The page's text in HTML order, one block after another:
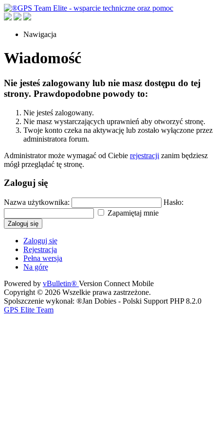
Nawigacja
Wiadomość
Nie jesteś zalogowany lub nie masz dostępu do tej
strony. Prawdopodobne powody to:
Nie jesteś zalogowany.
Nie masz wystarczających uprawnień aby otworzyć stronę.
Twoje konto czeka na aktywację lub zostało wyłączone przez
administratora forum.
Administrator może wymagać od Ciebie rejestracji zanim będziesz
mógł przeglądać tę stronę.
Zaloguj się
Nazwa użytkownika:
Hasło:
Zapamiętaj mnie
Zaloguj się
Zaloguj się
Rejestracja
Pełna wersja
Na górę
Powered by vBulletin® Version Connect Mobile
Copyright © 2026 Wszelkie prawa zastrzeżone.
Spolszczenie wykonał: ®Jan Dobies - Polski Support PHP 8.2.0
GPS Elite Team